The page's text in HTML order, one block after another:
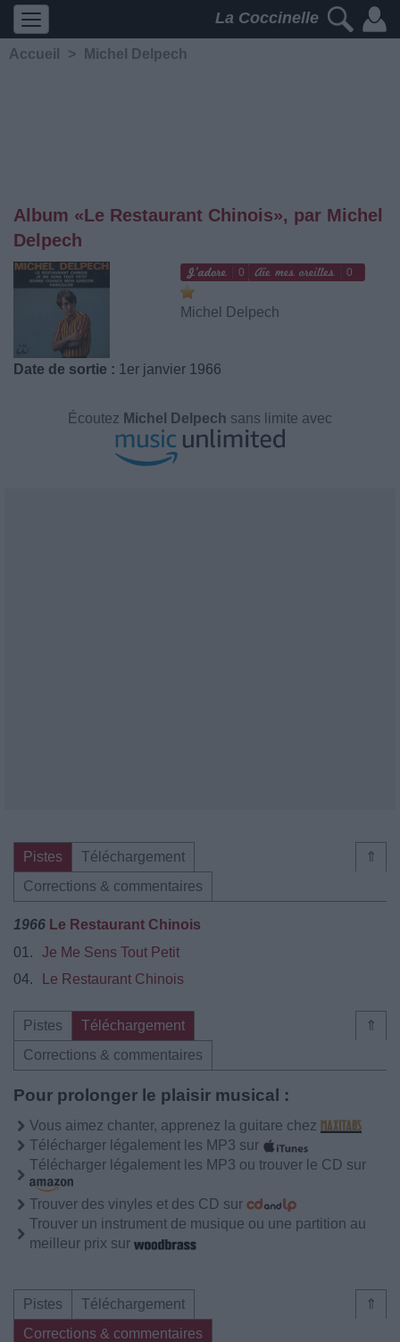
La Coccinelle
Accueil > Michel Delpech
Album «Le Restaurant Chinois», par Michel
Delpech
0 0
Michel Delpech
Date de sortie : 1er janvier 1966
Écoutez Michel Delpech sans limite avec
⇑
Pistes
Téléchargement
Corrections & commentaires
1966 Le Restaurant Chinois
01.
Je Me Sens Tout Petit
04.
Le Restaurant Chinois
⇑
Pistes
Téléchargement
Corrections & commentaires
Pour prolonger le plaisir musical :
Vous aimez chanter, apprenez la guitare chez
Télécharger légalement les MP3 sur
Télécharger légalement les MP3 ou trouver le CD sur
Trouver des vinyles et des CD sur
Trouver un instrument de musique ou une partition au
meilleur prix sur
⇑
Pistes
Téléchargement
Corrections & commentaires